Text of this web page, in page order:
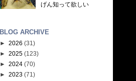
げん知って欲しい
BLOG ARCHIVE
► 2026 (31)
► 2025 (123)
► 2024 (70)
► 2023 (71)